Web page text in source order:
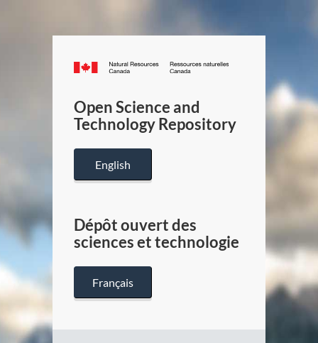
Canada.ca
/
Canada
Open Science and
Technology Repository
English
Dépôt ouvert des
sciences et technologie
Français